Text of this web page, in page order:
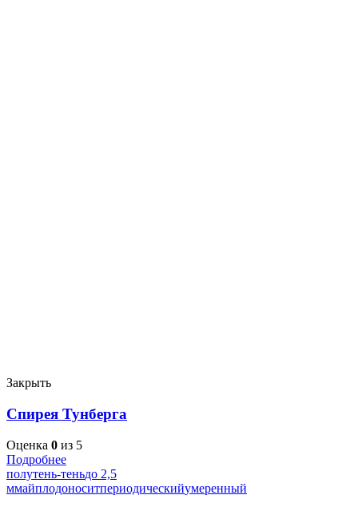
Закрыть
Спирея Тунберга
Оценка 0 из 5
Подробнее
полутень-теньдо 2,5
ммайплодоноситпериодическийумеренный